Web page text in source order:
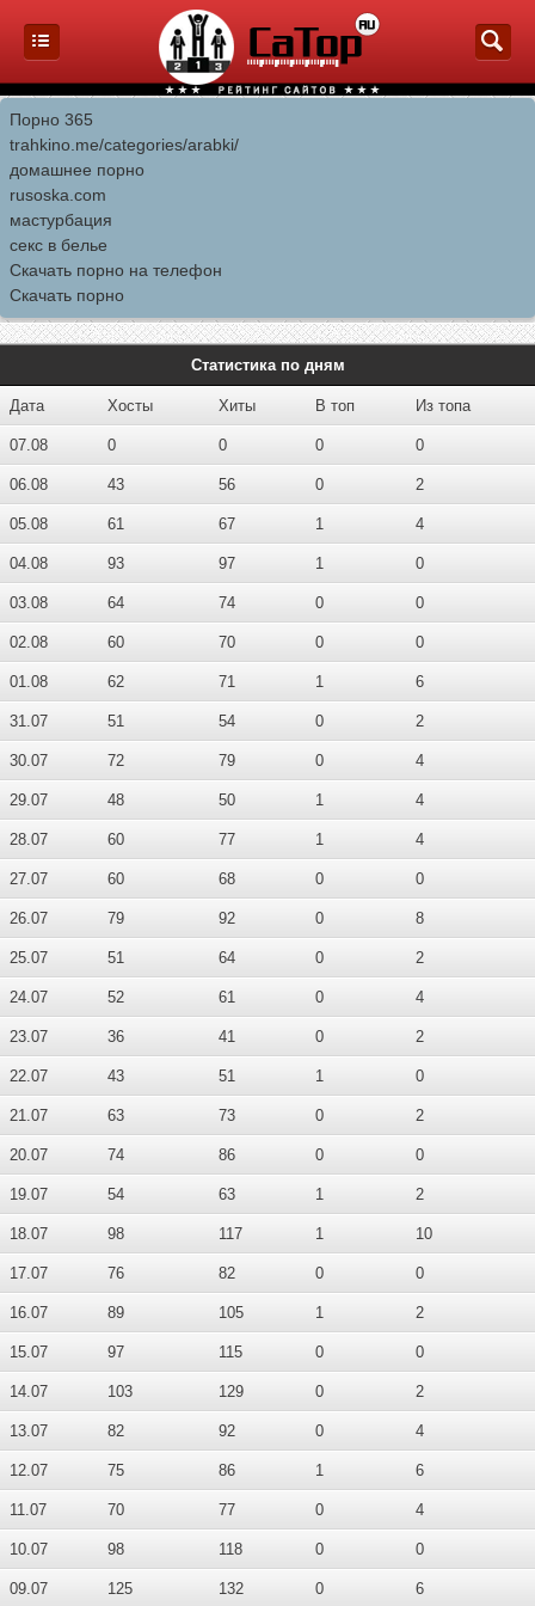
Порно 365
trahkino.me/categories/arabki/
домашнее порно
rusoska.com
мастурбация
секс в белье
Скачать порно на телефон
Скачать порно
Статистика по дням
Дата Хосты Хиты В топ Из топа
07.08 0 0 0 0
06.08 43 56 0 2
05.08 61 67 1 4
04.08 93 97 1 0
03.08 64 74 0 0
02.08 60 70 0 0
01.08 62 71 1 6
31.07 51 54 0 2
30.07 72 79 0 4
29.07 48 50 1 4
28.07 60 77 1 4
27.07 60 68 0 0
26.07 79 92 0 8
25.07 51 64 0 2
24.07 52 61 0 4
23.07 36 41 0 2
22.07 43 51 1 0
21.07 63 73 0 2
20.07 74 86 0 0
19.07 54 63 1 2
18.07 98 117 1 10
17.07 76 82 0 0
16.07 89 105 1 2
15.07 97 115 0 0
14.07 103 129 0 2
13.07 82 92 0 4
12.07 75 86 1 6
11.07 70 77 0 4
10.07 98 118 0 0
09.07 125 132 0 6